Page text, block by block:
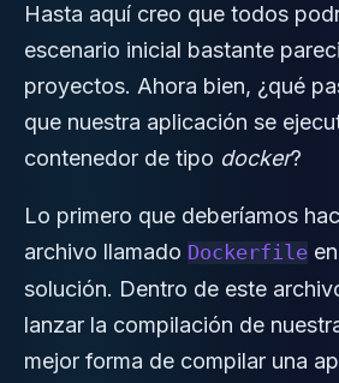
Hasta aquí creo que todos
escenario inicial bastante
proyectos. Ahora bien, ¿qué
que nuestra aplicación se
contenedor de tipo docker?
Lo primero que deberíamos
archivo llamado Dockerfile
solución. Dentro de este
lanzar la compilación de
mejor forma de compilar una